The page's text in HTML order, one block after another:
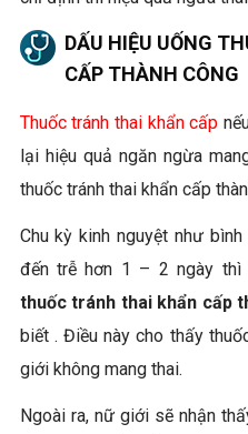
DẤU HIỆU UỐNG
CẤP THÀNH CÔNG
Thuốc tránh thai khẩn cấp
lại hiệu quả ngăn ngừa
thuốc tránh thai khẩn cấp
Chu kỳ kinh nguyệt như
đến trễ hơn 1 – 2 ngày thì
thuốc tránh thai khẩn cấp
biết . Điều này cho thấy
giới không mang thai.
Ngoài ra, nữ giới sẽ nhận